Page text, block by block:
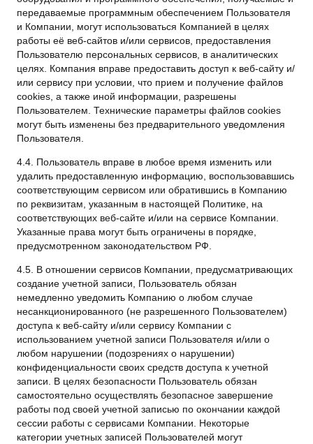
передаваемые программным обеспечением Пользователя
и Компании, могут использоваться Компанией в целях
работы её веб-сайтов и/или сервисов, предоставления
Пользователю персональных сервисов, в аналитических
целях. Компания вправе предоставить доступ к веб-сайту и/
или сервису при условии, что прием и получение файлов
cookies, а также иной информации, разрешены
Пользователем. Технические параметры файлов cookies
могут быть изменены без предварительного уведомления
Пользователя.
4.4. Пользователь вправе в любое время изменить или
удалить предоставленную информацию, воспользовавшись
соответствующим сервисом или обратившись в Компанию
по реквизитам, указанным в настоящей Политике, на
соответствующих веб-сайте и/или на сервисе Компании.
Указанные права могут быть ограничены в порядке,
предусмотренном законодательством РФ.
4.5. В отношении сервисов Компании, предусматривающих
создание учетной записи, Пользователь обязан
немедленно уведомить Компанию о любом случае
несанкционированного (не разрешенного Пользователем)
доступа к веб-сайту и/или сервису Компании с
использованием учетной записи Пользователя и/или о
любом нарушении (подозрениях о нарушении)
конфиденциальности своих средств доступа к учетной
записи. В целях безопасности Пользователь обязан
самостоятельно осуществлять безопасное завершение
работы под своей учетной записью по окончании каждой
сессии работы с сервисами Компании. Некоторые
категории учетных записей Пользователей могут